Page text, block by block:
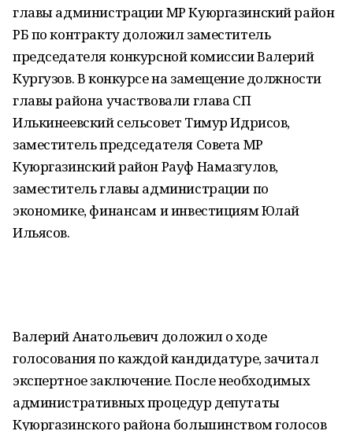
главы администрации МР Куюргазинский район
РБ по контракту доложил заместитель
председателя конкурсной комиссии Валерий
Кургузов. В конкурсе на замещение должности
главы района участвовали глава СП
Илькинеевский сельсовет Тимур Идрисов,
заместитель председателя Совета МР
Куюргазинский район Рауф Намазгулов,
заместитель главы администрации по
экономике, финансам и инвестициям Юлай
Ильясов.
Валерий Анатольевич доложил о ходе
голосования по каждой кандидатуре, зачитал
экспертное заключение. После необходимых
административных процедур депутаты
Куюргазинского района большинством голосов